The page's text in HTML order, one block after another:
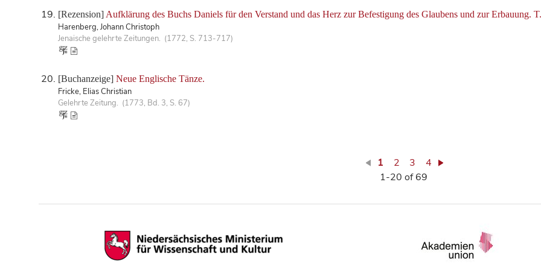
[Rezension] Aufklärung des Buchs Daniels für den Verstand und das Herz zur Befestigung des Glaubens und zur Erbauung.
Harenberg, Johann Christoph
Jenaische gelehrte Zeitungen. (1772, S. 713-717)
[Buchanzeige] Neue Englische Tänze.
Fricke, Elias Christian
Gelehrte Zeitung. (1773, Bd. 3, S. 67)
1 2 3
4
1-20 of 69